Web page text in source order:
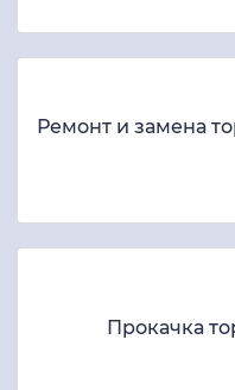
Ремонт и замена
Прокачка